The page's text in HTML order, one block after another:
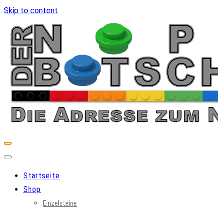
Skip to content
Startseite
Shop
Einzelsteine